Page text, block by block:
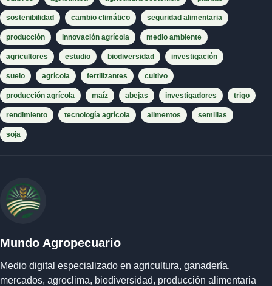
sostenibilidad cambio climático seguridad alimentaria
producción innovación agrícola medio ambiente
agricultores estudio biodiversidad investigación
suelo agrícola fertilizantes cultivo
producción agrícola maíz abejas investigadores trigo
rendimiento tecnología agrícola alimentos semillas
soja
Mundo Agropecuario
Medio digital especializado en agricultura, ganadería,
mercados, agroclima, biodiversidad, producción alimentaria